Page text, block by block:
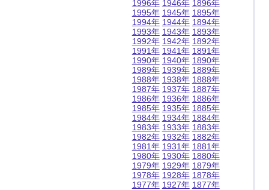
1996年
1995年
1994年
1993年
1992年
1991年
1990年
1989年
1988年
1987年
1986年
1985年
1984年
1983年
1982年
1981年
1980年
1979年
1978年
1977年
1946年
1945年
1944年
1943年
1942年
1941年
1940年
1939年
1938年
1937年
1936年
1935年
1934年
1933年
1932年
1931年
1930年
1929年
1928年
1927年
1896年
1895年
1894年
1893年
1892年
1891年
1890年
1889年
1888年
1887年
1886年
1885年
1884年
1883年
1882年
1881年
1880年
1879年
1878年
1877年